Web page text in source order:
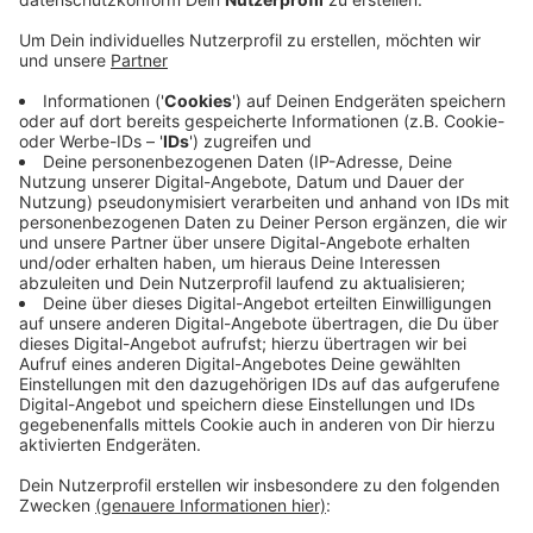
Anzeige
Gleich zweimal musste heute Nacht die Feuerwehr in
Alpen ausrücken. Gegen halb vier geriet ein Smart an
der Haagstraße in Brand. Das Auto stand auf dem
Mitarbeiterparkplatz der Gemeinde Alpen. Der Wagen
wurde durch den Brand zerstört. Auch ein Auto, das
daneben stand, wurde beschädigt. Die Ursache ist
noch unklar. Eine Stunde früher brannte es in der Nähe
es in der Nähe des Schulzentrums an der Fürst-
Bentheim-Straße. Hier war ein Container in Brand
geraten. Die Kriminalpolizei ermittelt.
Anzeige